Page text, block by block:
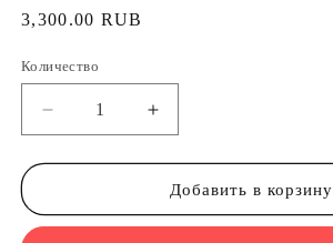
Обычная
3,300.00 RUB
Количество
Уменьшить
количество
LA
ATP
Увеличить
количество
LA
SINCIA
ATP
Добавить в корзину